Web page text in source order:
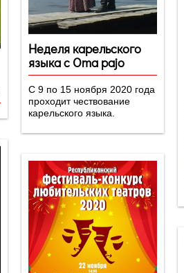
Неделя карельского
языка с Oma pajo
C 9 по 15 ноября 2020 года
проходит чествование
карельского языка.